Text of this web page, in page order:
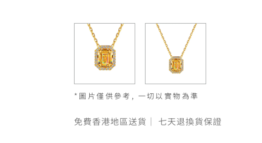
*圖片僅供參考, 一切以實物為準
免費香港地區送貨｜ 七天退換貨保證